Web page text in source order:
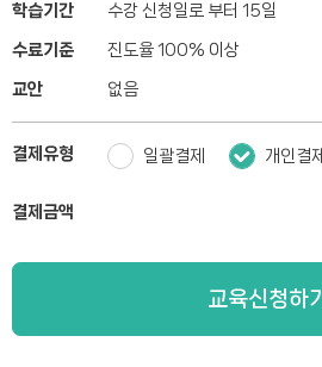
학습기간 수강 신청일로 부터 15일
수료기준 진도율 100% 이상
교안 없음
결제유형 일괄결제 개인결제
결제금액
교육신청하기